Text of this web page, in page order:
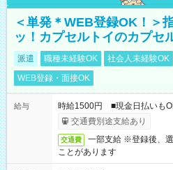
＜単発＊WEB登録OK！＞
ッ！カプセルトイのカプセ
派遣 職種未経験OK 社会人未経験OK
WEB登録・面接OK
給与
時給1500円 ■現金日払いも
交通費別途支給あり
交通費
一部支給 ※登録後、
ことがあります